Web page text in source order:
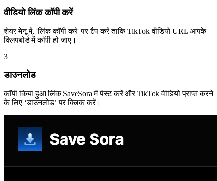
वीडियो लिंक कॉपी करें
शेयर मेनू में, 'लिंक कॉपी करें' पर टैप करें ताकि TikTok वीडियो URL आपके
क्लिपबोर्ड में कॉपी हो जाए।
3
डाउनलोड
कॉपी किया हुआ लिंक SaveSora में पेस्ट करें और TikTok वीडियो प्राप्त करने
के लिए ‘डाउनलोड’ पर क्लिक करें।